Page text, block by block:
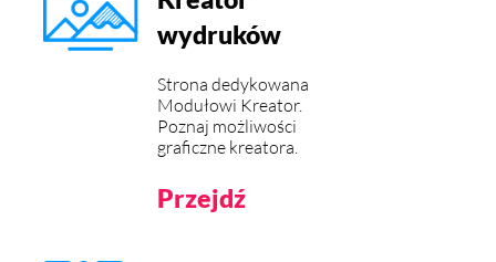
wydruków
Strona dedykowana
Modułowi Kreator.
Poznaj możliwości
graficzne kreatora.
Przejdź